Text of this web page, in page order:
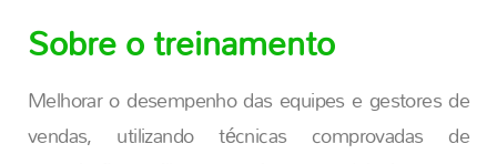
Sobre o treinamento
Melhorar o desempenho das equipes e gestores de
vendas, utilizando técnicas comprovadas de